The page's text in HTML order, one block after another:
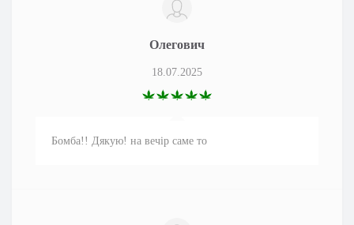
Олегович
18.07.2025
Бомба!! Дякую! на вечір саме то